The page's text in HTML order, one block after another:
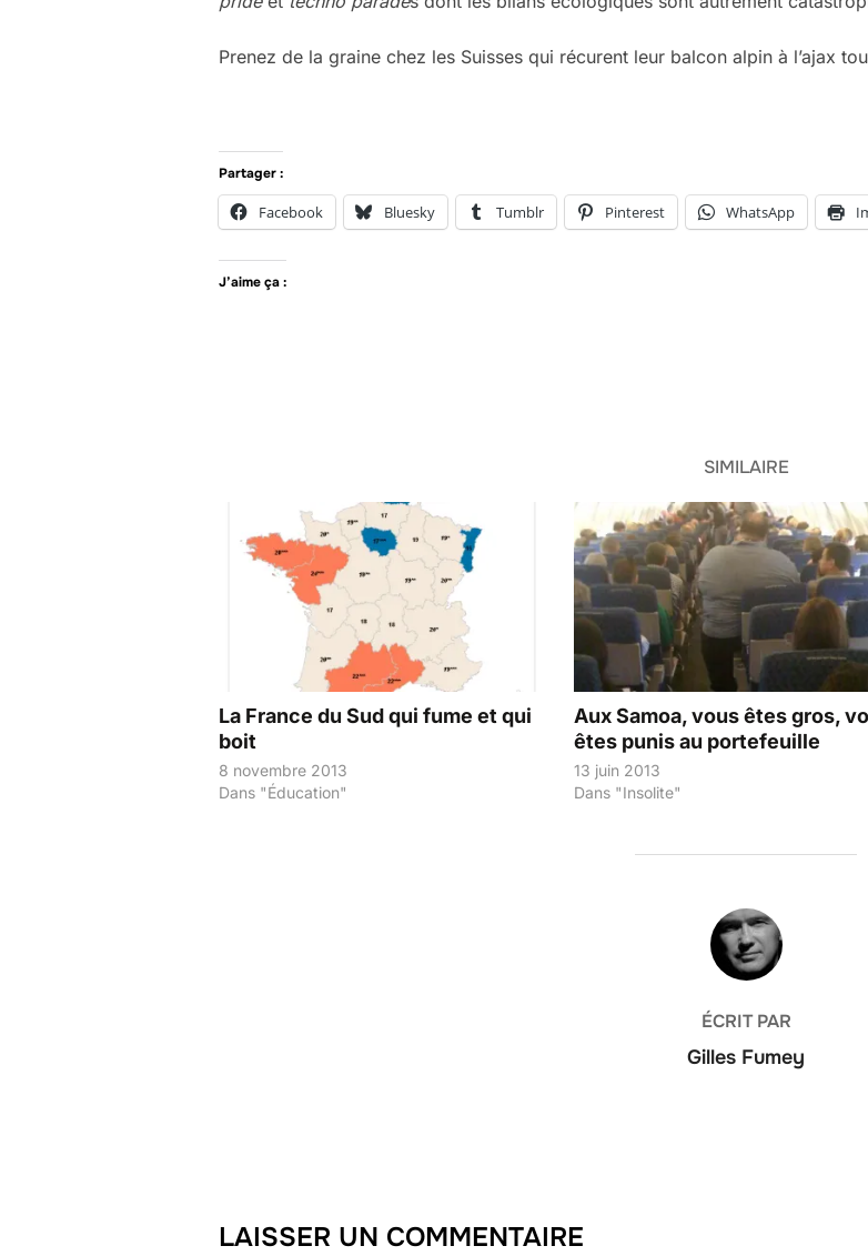
Prenez de la graine chez les Suisses qui récurent leur balcon alpin à l’ajax
Partager :
Facebook Bluesky Tumblr Pinterest WhatsApp
J’aime ça :
SIMILAIRE
La France du Sud qui fume et qui
boit
8 novembre 2013
Dans "Éducation"
Aux Samoa, vous êtes gros,
êtes punis au portefeuille
13 juin 2013
Dans "Insolite"
AUTEUR DE LA PUBLICATION
ÉCRIT PAR
Gilles Fumey
LAISSER UN COMMENTAIRE